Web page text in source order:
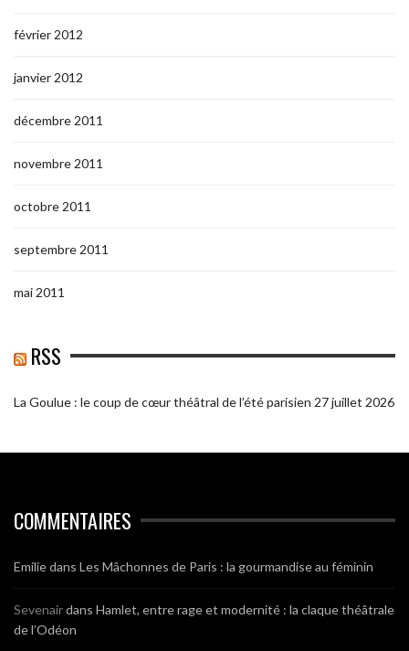
février 2012
janvier 2012
décembre 2011
novembre 2011
octobre 2011
septembre 2011
mai 2011
RSS
La Goulue : le coup de cœur théâtral de l’été parisien 27 juillet 2026
COMMENTAIRES
Emiliedans Les Mâchonnes de Paris : la gourmandise au féminin
Sevenairdans Hamlet, entre rage et modernité : la claque théâtrale
de l’Odéon